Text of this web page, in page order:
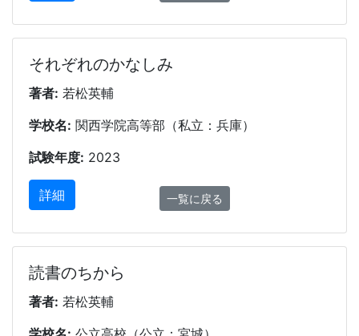
それぞれのかなしみ
著者: 若松英輔
学校名: 関西学院高等部（私立：兵庫）
試験年度: 2023
詳細 一覧に戻る
読書のちから
著者: 若松英輔